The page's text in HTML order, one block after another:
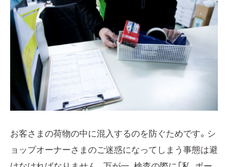
お客さまの荷物の中に混入するのを防ぐためです。シ
ョップオーナーさまのご迷惑になってしまう事態は避